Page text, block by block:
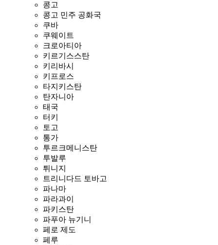
콩고
콩고 민주 공화국
쿠바
쿠웨이트
크로아티아
키르기스스탄
키리바시
키프로스
타지키스탄
탄자니아
태국
터키
토고
통가
투르크메니스탄
투발루
튀니지
트리니다드 토바고
파나마
파라과이
파키스탄
파푸아 뉴기니
페로 제도
페루